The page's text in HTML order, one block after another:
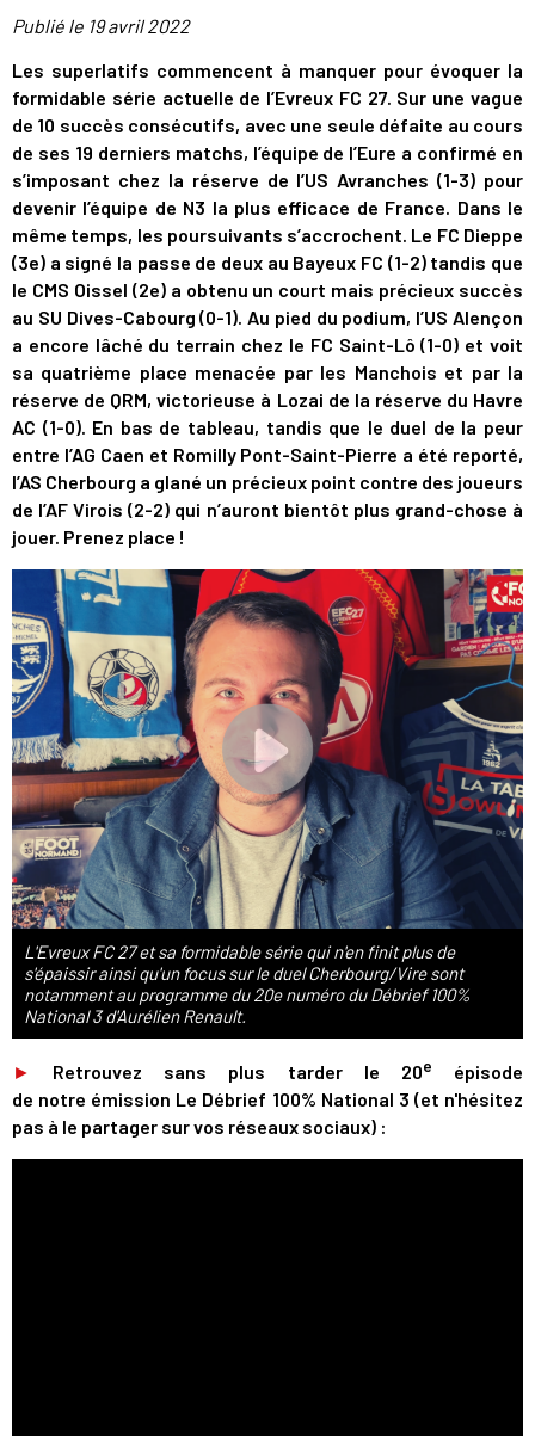
Publié le 19 avril 2022
Les superlatifs commencent à manquer pour évoquer la
formidable série actuelle de l’Evreux FC 27. Sur une vague
de 10 succès consécutifs, avec une seule défaite au cours
de ses 19 derniers matchs, l’équipe de l’Eure a confirmé en
s’imposant chez la réserve de l’US Avranches (1-3) pour
devenir l’équipe de N3 la plus efficace de France. Dans le
même temps, les poursuivants s’accrochent. Le FC Dieppe
(3e) a signé la passe de deux au Bayeux FC (1-2) tandis que
le CMS Oissel (2e) a obtenu un court mais précieux succès
au SU Dives-Cabourg (0-1). Au pied du podium, l’US Alençon
a encore lâché du terrain chez le FC Saint-Lô (1-0) et voit
sa quatrième place menacée par les Manchois et par la
réserve de QRM, victorieuse à Lozai de la réserve du Havre
AC (1-0). En bas de tableau, tandis que le duel de la peur
entre l’AG Caen et Romilly Pont-Saint-Pierre a été reporté,
l’AS Cherbourg a glané un précieux point contre des joueurs
de l’AF Virois (2-2) qui n’auront bientôt plus grand-chose à
jouer. Prenez place !
L'Evreux FC 27 et sa formidable série qui n'en finit plus de
s'épaissir ainsi qu'un focus sur le duel Cherbourg/Vire sont
notamment au programme du 20e numéro du Débrief 100%
National 3 d'Aurélien Renault.
► Retrouvez sans plus tarder le 20e
épisode
de notre émission Le Débrief 100% National 3 (et n'hésitez
pas à le partager sur vos réseaux sociaux) :